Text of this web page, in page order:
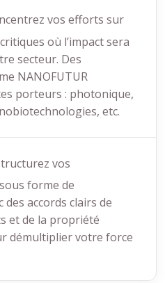
vos efforts sur
où l’impact sera
secteur. Des
NANOFUTUR
porteurs : photonique,
etc.
vos
forme de
accords clairs de
et de la propriété
démultiplier votre force